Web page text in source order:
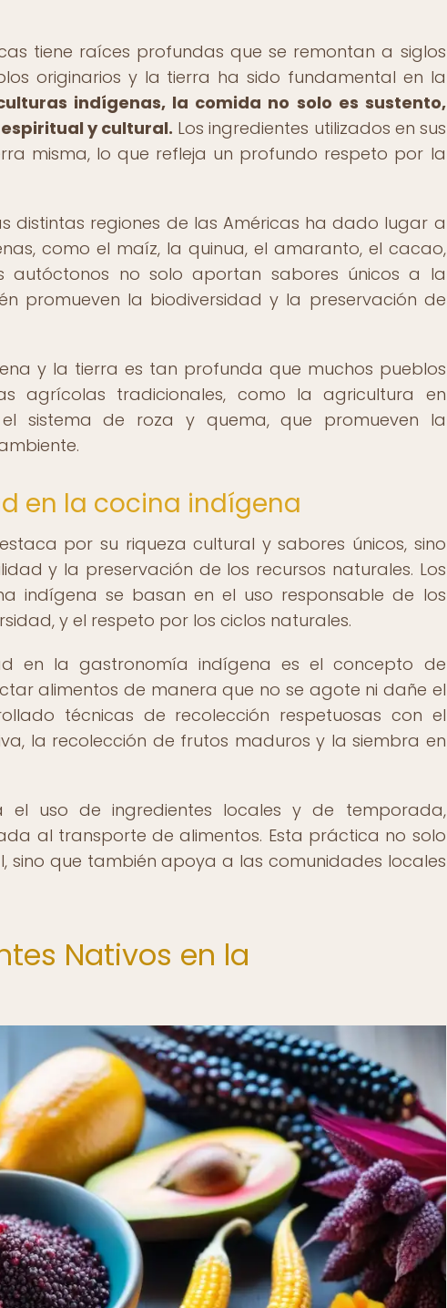
tiene raíces profundas que se remontan a siglos
originarios y la tierra ha sido fundamental en la
indígenas, la comida no solo es sustento,
y cultural. Los ingredientes utilizados en sus
misma, lo que refleja un profundo respeto por la
distintas regiones de las Américas ha dado lugar a
como el maíz, la quinua, el amaranto, el cacao,
autóctonos no solo aportan sabores únicos a la
promueven la biodiversidad y la preservación de
y la tierra es tan profunda que muchos pueblos
agrícolas tradicionales, como la agricultura en
sistema de roza y quema, que promueven la
en la cocina indígena
por su riqueza cultural y sabores únicos, sino
y la preservación de los recursos naturales. Los
indígena se basan en el uso responsable de los
y el respeto por los ciclos naturales.
en la gastronomía indígena es el concepto de
alimentos de manera que no se agote ni dañe el
técnicas de recolección respetuosas con el
la recolección de frutos maduros y la siembra en
el uso de ingredientes locales y de temporada,
al transporte de alimentos. Esta práctica no solo
sino que también apoya a las comunidades locales
Nativos en la